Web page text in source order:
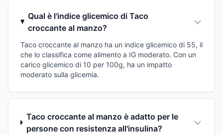
Qual è l'indice glicemico di Taco
croccante al manzo?
Taco croccante al manzo ha un indice glicemico di 55, il
che lo classifica come alimento a IG moderato. Con un
carico glicemico di 10 per 100g, ha un impatto
moderato sulla glicemia.
Taco croccante al manzo è adatto per le
persone con resistenza all'insulina?